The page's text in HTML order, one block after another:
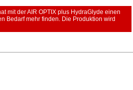
mit der AIR OPTIX plus HydraGlyde einen
Bedarf mehr finden. Die Produktion wird